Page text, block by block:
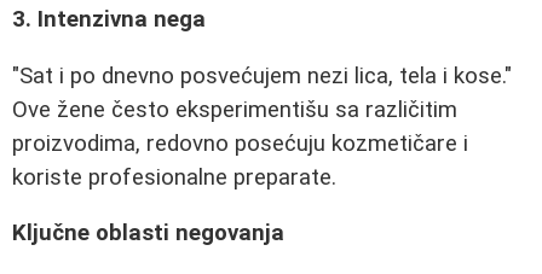
3. Intenzivna nega
"Sat i po dnevno posvećujem nezi lica, tela i kose."
Ove žene često eksperimentišu sa različitim
proizvodima, redovno posećuju kozmetičare i
koriste profesionalne preparate.
Ključne oblasti negovanja